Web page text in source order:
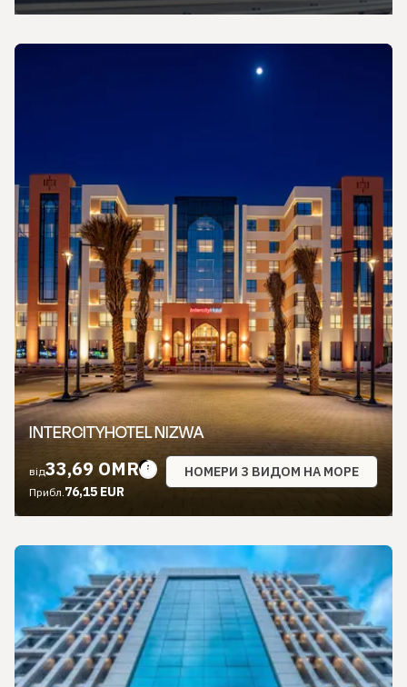
INTERCITYHOTEL NIZWA
від33,69 OMR
Прибл.76,15 EUR
НОМЕРИ З ВИДОМ НА МОРЕ